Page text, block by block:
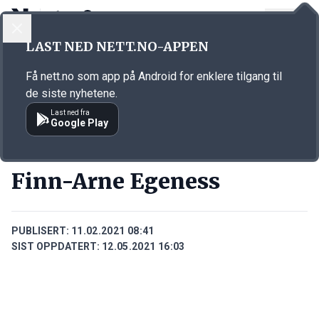
Annonsørinnhold
Finn-Arne Egeness
PUBLISERT: 11.02.2021 08:41
SIST OPPDATERT: 12.05.2021 16:03
LAST NED NETT.NO-APPEN
Få nett.no som app på Android for enklere tilgang til
de siste nyhetene.
Last ned fra
Google Play